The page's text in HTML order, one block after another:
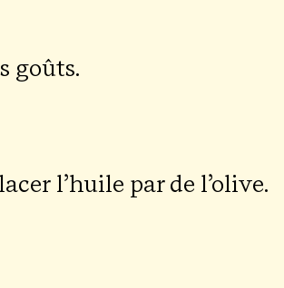
goûts.
l’huile par de l’olive.